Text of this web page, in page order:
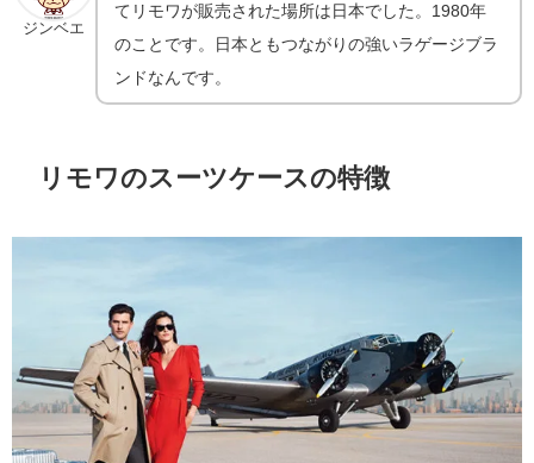
ジンベエ
てリモワが販売された場所は日本でした。1980年
のことです。日本ともつながりの強いラゲージブラ
ンドなんです。
リモワのスーツケースの特徴